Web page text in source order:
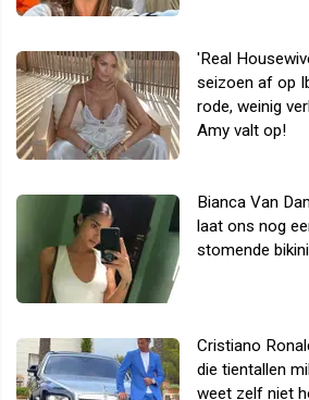
'Real
seizoen af op
rode, weinig
Amy valt op!
Bianca Van
laat ons nog
stomende
Cristiano
die tientallen
weet zelf niet